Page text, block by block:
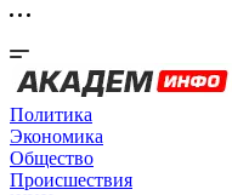
Политика
Экономика
Общество
Происшествия